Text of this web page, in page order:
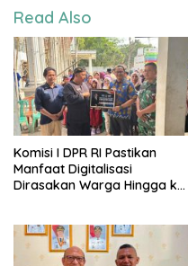
Read Also
Komisi I DPR RI Pastikan
Manfaat Digitalisasi
Dirasakan Warga Hingga ke